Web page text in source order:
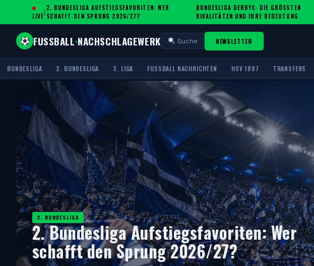
LIVE
|
2. BUNDESLIGA AUFSTIEGSFAVORITEN: WER
SCHAFFT DEN SPRUNG 2026/27?
·
BUNDESLIGA DERBYS: DIE GRÖSSTEN R
IVALITÄTEN UND IHRE BEDEUTUNG
FUSSBALL·NACHSCHLAGEWERK Suche NEWSLETTER
BUNDESLIGA 2. BUNDESLIGA 3. LIGA FUSSBALL NACHRICHTEN HSV 1887 TRANSFERS
2. BUNDESLIGA
2. Bundesliga Aufstiegsfavoriten: Wer
schafft den Sprung 2026/27?